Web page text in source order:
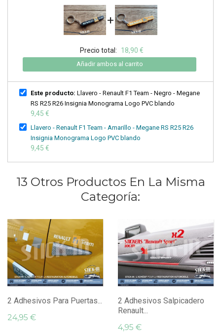
+
Precio total: 18,90 €
Añadir ambos al carrito
Este producto: Llavero - Renault F1 Team - Negro - Megane
RS R25 R26 Insignia Monograma Logo PVC blando
9,45 €
Llavero - Renault F1 Team - Amarillo - Megane RS R25 R26
Insignia Monograma Logo PVC blando
9,45 €
13 Otros Productos En La Misma
Categoría:
2 Adhesivos Para Puertas...
24,95 €
2 Adhesivos Salpicadero
Renault...
4,95 €